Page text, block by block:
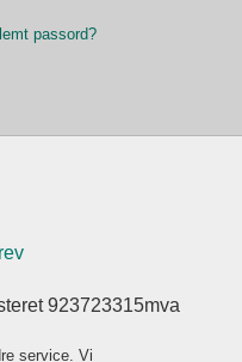
passord?
923723315mva
service. Vi